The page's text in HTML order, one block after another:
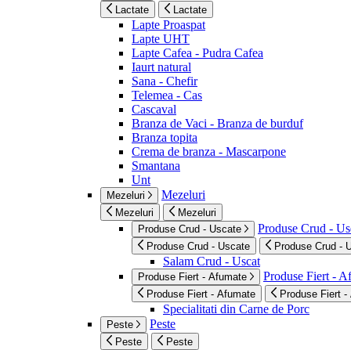
Lactate Lactate
Lapte Proaspat
Lapte UHT
Lapte Cafea - Pudra Cafea
Iaurt natural
Sana - Chefir
Telemea - Cas
Cascaval
Branza de Vaci - Branza de burduf
Branza topita
Crema de branza - Mascarpone
Smantana
Unt
Mezeluri Mezeluri
Mezeluri
Mezeluri
Produse Crud - Uscate
Produse Crud -
Produse Crud - Uscate Produse Crud -
Salam Crud - Uscat
Produse Fiert - Afumate Produse Fiert -
Produse Fiert - Afumate Produse Fiert -
Specialitati din Carne de Porc
Peste Peste
Peste Peste